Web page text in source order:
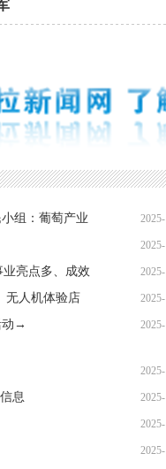
组：葡萄产业
业亮点多、成效
无人机体验店
动→
息